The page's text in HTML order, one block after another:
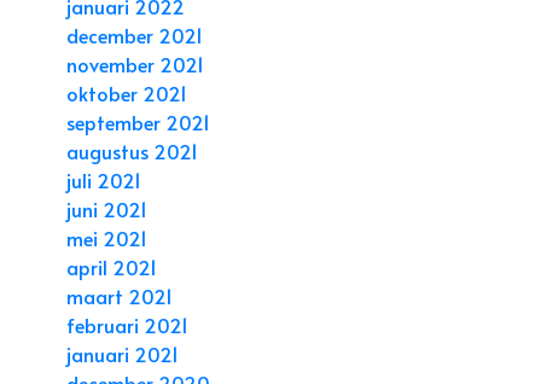
januari 2022
december 2021
november 2021
oktober 2021
september 2021
augustus 2021
juli 2021
juni 2021
mei 2021
april 2021
maart 2021
februari 2021
januari 2021